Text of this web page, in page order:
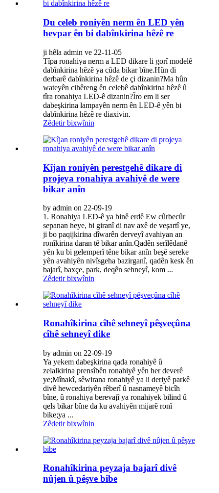
Du celeb roniyên nerm ên LED yên
hevpar ên bi dabînkirina hêzê re
ji hêla admin ve 22-11-05
Tîpa ronahiya nerm a LED dikare li gorî modelê
dabînkirina hêzê ya cûda bikar bîne.Hûn di
derbarê dabînkirina hêzê de çi dizanin?Ma hûn
wateyên cihêreng ên celebê dabînkirina hêzê û
tîra ronahiya LED-ê dizanin?Îro em li ser
dabeşkirina lampayên nerm ên LED-ê yên bi
dabînkirina hêzê re diaxivin.
Zêdetir bixwînin
Kîjan roniyên perestgehê dikare di
projeya ronahiya avahiyê de were
bikar anîn
by admin on 22-09-19
1. Ronahiya LED-ê ya binê erdê Ew cûrbecûr
sepanan heye, bi giranî di nav axê de veşartî ye,
ji bo paqijkirina dîwarên derveyî avahiyan an
ronîkirina daran tê bikar anîn.Qadên serîlêdanê
yên ku bi gelemperî têne bikar anîn beşê sereke
yên avahiyên nivîsgeha bazirganî, qadên kesk ên
bajarî, baxçe, park, deqên sehneyî, kom ...
Zêdetir bixwînin
Ronahîkirina cîhê sehneyî pêşveçûna
cîhê sehneyî dike
by admin on 22-09-19
Ya yekem dabeşkirina qada ronahiyê û
zelalkirina prensîbên ronahiyê yên her deverê
ye;Mînakî, sêwirana ronahiyê ya li deriyê parkê
divê hewcedariyên rêberî û nasnameyê bicîh
bîne, û ronahiya berevajî ya ronahiyek bilind û
qels bikar bîne da ku avahiyên mijarê ronî
bike;ya ...
Zêdetir bixwînin
Ronahîkirina peyzaja bajarî divê
nûjen û pêşve bibe